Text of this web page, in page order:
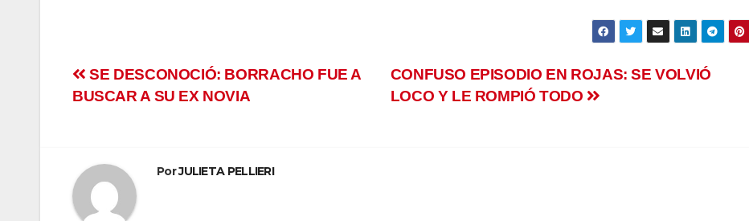
Navegación
CONFUSO EPISODIO EN ROJAS: SE VOLVIÓ
LOCO Y LE ROMPIÓ TODO
SE DESCONOCIÓ: BORRACHO FUE A
BUSCAR A SU EX NOVIA
PorJULIETA PELLIERI